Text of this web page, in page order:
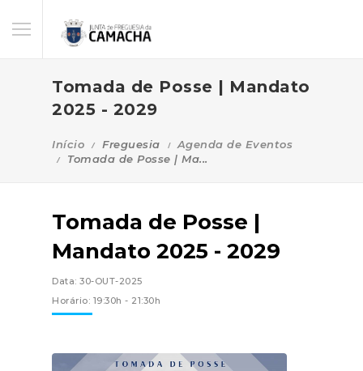
Tomada de Posse | Mandato
2025 - 2029
Início Freguesia
Agenda de Eventos
Tomada de Posse | Ma...
Tomada de Posse |
Mandato 2025 - 2029
Data: 30-OUT-2025
Horário: 19:30h - 21:30h